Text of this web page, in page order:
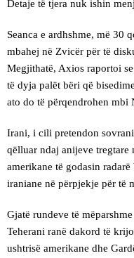
Detaje të tjera nuk ishin
Seanca e ardhshme, më 30
mbahej në Zvicër për të
Megjithatë, Axios raportoi
të dyja palët bëri që
ato do të përqendrohen mbi
Irani, i cili pretendon
qëlluar ndaj anijeve tregtare
amerikane të godasin
iraniane në përpjekje për të
Gjatë rundeve të
Teherani ranë dakord të
ushtrisë amerikane dhe